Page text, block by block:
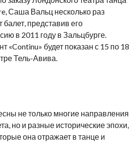
Саша Вальц несколько раз
балет, представив его
в 2011 году в Зальцбурге.
«Continu» будет показан с 15 по 18
Тель-Авива.
не только многие направления
но и разные исторические эпохи,
она отражает в танце и